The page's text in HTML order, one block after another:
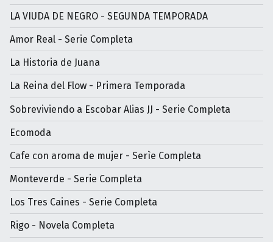
LA VIUDA DE NEGRO - SEGUNDA TEMPORADA
Amor Real - Serie Completa
La Historia de Juana
La Reina del Flow - Primera Temporada
Sobreviviendo a Escobar Alias JJ - Serie Completa
Ecomoda
Cafe con aroma de mujer - Serìe Completa
Monteverde - Serie Completa
Los Tres Caines - Serie Completa
Rigo - Novela Completa